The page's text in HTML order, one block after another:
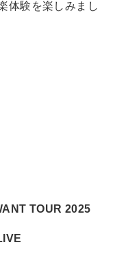
体験を楽しみまし
TOUR 2025